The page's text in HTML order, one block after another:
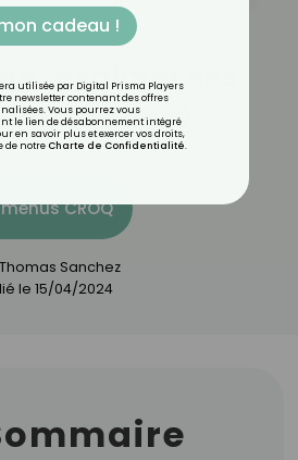
: explorer ses
la santé
CROQ
Thomas Sanchez
le 15/04/2024
cadeau !
utilisée par Digital Prisma Players
newsletter contenant des offres
Vous pourrez vous
le lien de désabonnement intégré
en savoir plus et exercer vos droits,
de notre Charte de Confidentialité.